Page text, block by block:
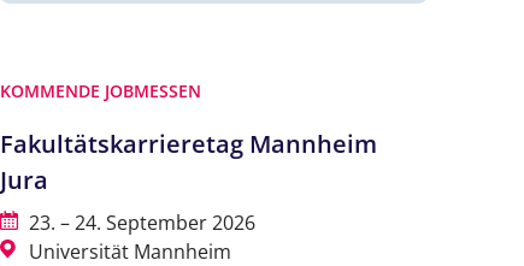
KOMMENDE JOBMESSEN
Fakultätskarrieretag Mannheim
Jura
23. – 24. September 2026
Universität Mannheim